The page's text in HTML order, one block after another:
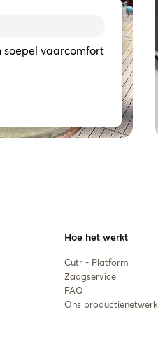
soepel vaarcomfort
Hoe het werkt
Cutr - Platform
Zaagservice
FAQ
Ons productienetwerk